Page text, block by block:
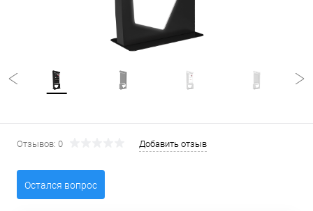
Отзывов: 0 Добавить отзыв
Остался вопрос